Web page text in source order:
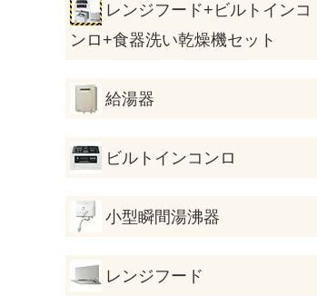
レンジフード+ビルトインコ
ンロ+食器洗い乾燥機セット
給湯器
ビルトインコンロ
小型瞬間湯沸器
レンジフード